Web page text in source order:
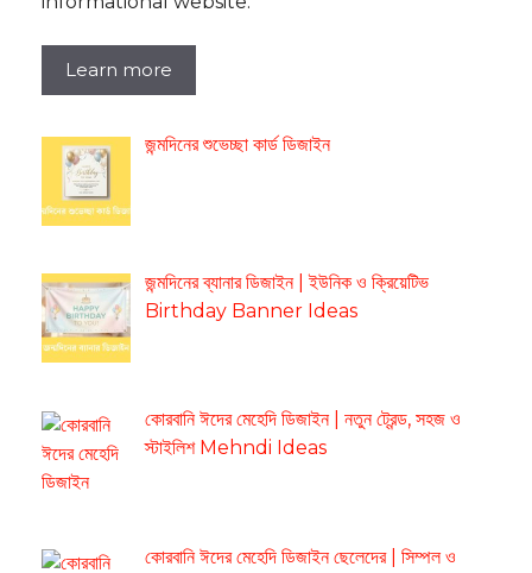
Learn more
জন্মদিনের শুভেচ্ছা কার্ড ডিজাইন
জন্মদিনের ব্যানার ডিজাইন | ইউনিক ও ক্রিয়েটিভ
Birthday Banner Ideas
কোরবানি ঈদের মেহেদি ডিজাইন | নতুন ট্রেন্ড, সহজ ও
স্টাইলিশ Mehndi Ideas
কোরবানি ঈদের মেহেদি ডিজাইন ছেলেদের | সিম্পল ও